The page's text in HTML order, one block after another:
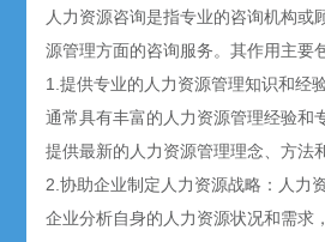
人力资源咨询是指专业的咨询机构或
源管理方面的咨询服务。其作用主要
1.提供专业的人力资源管理知识和经
通常具有丰富的人力资源管理经验和
提供最新的人力资源管理理念、方法
2.协助企业制定人力资源战略：人力
企业分析自身的人力资源状况和需求